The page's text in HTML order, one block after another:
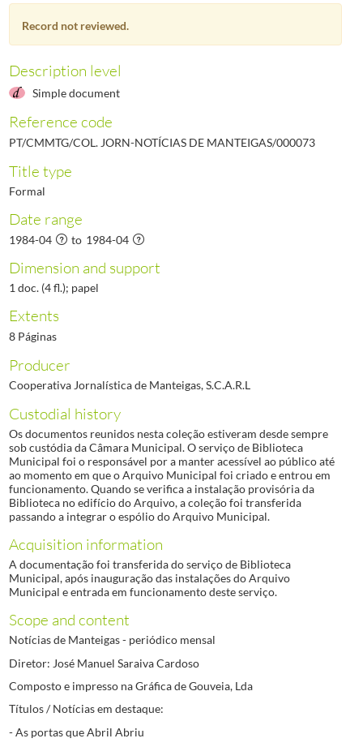
000075Notícias de Manteigas - Ano VI N.º 75, 1984-Junho1984-06/1984-06
000076 Notícias de Manteigas - Ano VI N.º 76, 1984-Julho
000077Notícias de Manteigas - Ano VI N.º 77, 1984-Agosto1984-08/1984-08
000078
Notícias de Manteigas - Ano VI N.º 78, 1984- Setembro
000461Notícias de Manteigas - Ano XXXVII, N.º 461, 2017-05-31
Record not reviewed.
Description level
Simple document
Reference code
PT/CMMTG/COL. JORN-NOTÍCIAS DE MANTEIGAS/000073
Title type
Formal
Date range
1984-04 to 1984-04
Dimension and support
1 doc. (4 fl.); papel
Extents
8 Páginas
Producer
Cooperativa Jornalística de Manteigas, S.C.A.R.L
Custodial history
Os documentos reunidos nesta coleção estiveram desde sempre
sob custódia da Câmara Municipal. O serviço de Biblioteca
Municipal foi o responsável por a manter acessível ao público até
ao momento em que o Arquivo Municipal foi criado e entrou em
funcionamento. Quando se verifica a instalação provisória da
Biblioteca no edifício do Arquivo, a coleção foi transferida
passando a integrar o espólio do Arquivo Municipal.
Acquisition information
A documentação foi transferida do serviço de Biblioteca
Municipal, após inauguração das instalações do Arquivo
Municipal e entrada em funcionamento deste serviço.
Scope and content
Notícias de Manteigas - periódico mensal
Diretor: José Manuel Saraiva Cardoso
Composto e impresso na Gráfica de Gouveia, Lda
Títulos / Notícias em destaque:
- As portas que Abril Abriu